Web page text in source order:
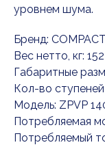
уровнем шума.
Бренд:
Вес нетто, кг: 152
Габаритные
Кол-во
Модель: ZPVP
Потребляемая
Потребляемый